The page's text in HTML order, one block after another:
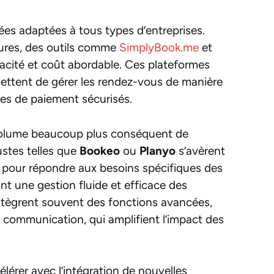
adaptées à tous types d’entreprises.
des outils comme SimplyBook.me et
et coût abordable. Ces plateformes
de gérer les rendez-vous de manière
de paiement sécurisés.
beaucoup plus conséquent de
telles que Bookeo ou Planyo s’avèrent
répondre aux besoins spécifiques des
une gestion fluide et efficace des
souvent des fonctions avancées,
qui amplifient l’impact des
avec l’intégration de nouvelles